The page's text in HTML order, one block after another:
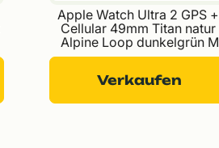
Apple Watch Ultra 2 GPS +
Cellular 49mm Titan natur
Alpine Loop dunkelgrün M
Verkaufen